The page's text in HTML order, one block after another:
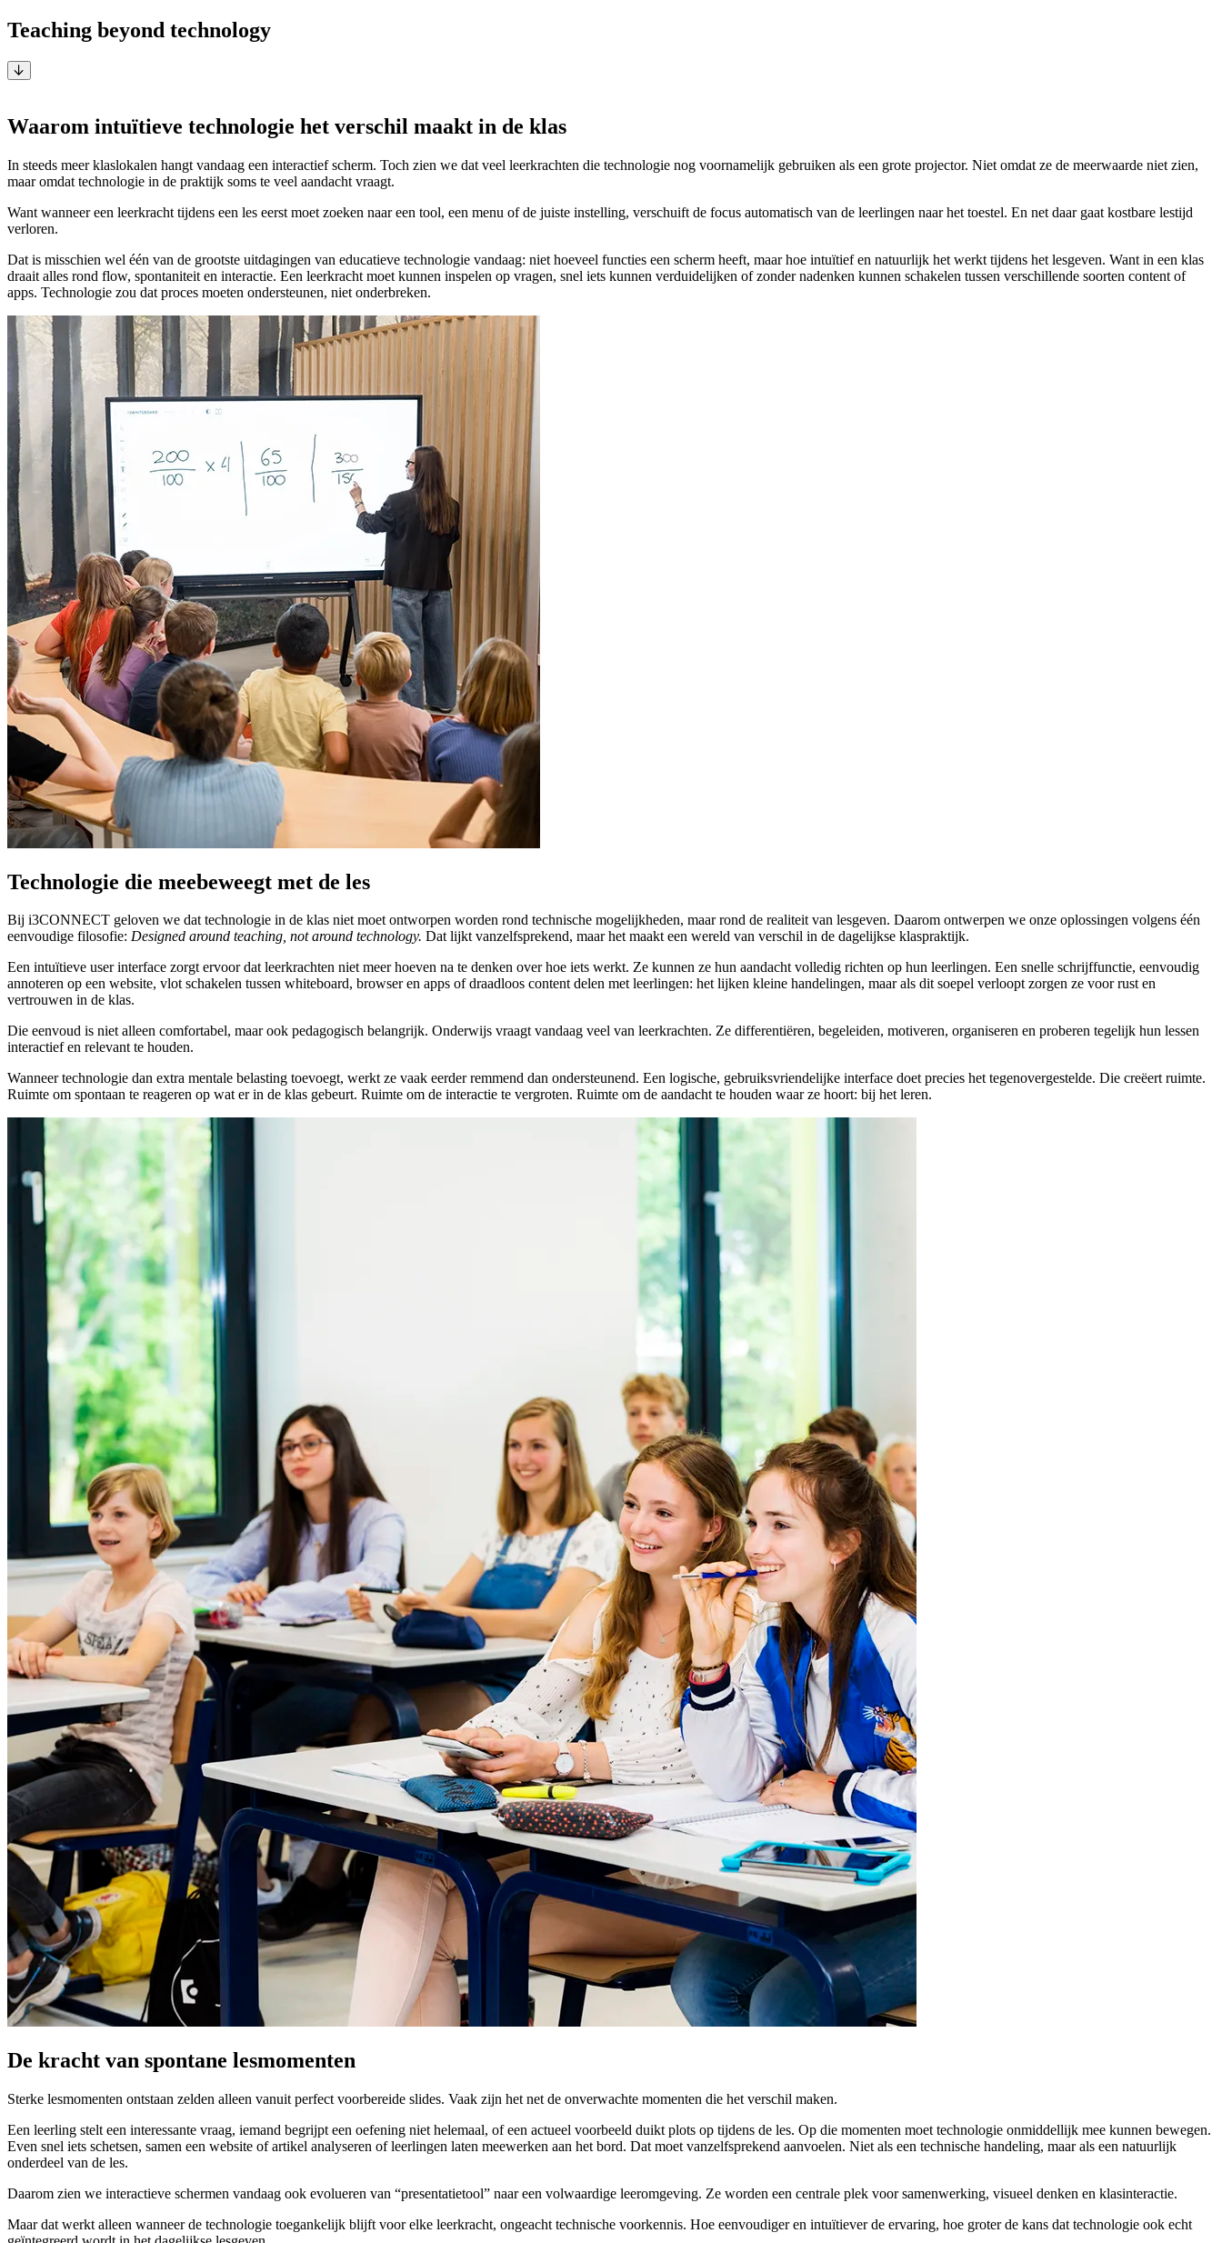
Teaching beyond technology
Waarom intuïtieve technologie het verschil maakt in de klas
In steeds meer klaslokalen hangt vandaag een interactief scherm. Toch zien we dat veel leerkrachten die technologie nog voornamelijk gebruiken als een grote projector. Niet omdat ze de meerwaarde niet zien,
maar omdat technologie in de praktijk soms te veel aandacht vraagt.
Want wanneer een leerkracht tijdens een les eerst moet zoeken naar een tool, een menu of de juiste instelling, verschuift de focus automatisch van de leerlingen naar het toestel. En net daar gaat kostbare lestijd
verloren.
Dat is misschien wel één van de grootste uitdagingen van educatieve technologie vandaag: niet hoeveel functies een scherm heeft, maar hoe intuïtief en natuurlijk het werkt tijdens het lesgeven. Want in een klas
draait alles rond flow, spontaniteit en interactie. Een leerkracht moet kunnen inspelen op vragen, snel iets kunnen verduidelijken of zonder nadenken kunnen schakelen tussen verschillende soorten content of
apps. Technologie zou dat proces moeten ondersteunen, niet onderbreken.
Technologie die meebeweegt met de les
Bij i3CONNECT geloven we dat technologie in de klas niet moet ontworpen worden rond technische mogelijkheden, maar rond de realiteit van lesgeven. Daarom ontwerpen we onze oplossingen volgens één
eenvoudige filosofie: Designed around teaching, not around technology. Dat lijkt vanzelfsprekend, maar het maakt een wereld van verschil in de dagelijkse klaspraktijk.
Een intuïtieve user interface zorgt ervoor dat leerkrachten niet meer hoeven na te denken over hoe iets werkt. Ze kunnen ze hun aandacht volledig richten op hun leerlingen. Een snelle schrijffunctie, eenvoudig
annoteren op een website, vlot schakelen tussen whiteboard, browser en apps of draadloos content delen met leerlingen: het lijken kleine handelingen, maar als dit soepel verloopt zorgen ze voor rust en
vertrouwen in de klas.
Die eenvoud is niet alleen comfortabel, maar ook pedagogisch belangrijk. Onderwijs vraagt vandaag veel van leerkrachten. Ze differentiëren, begeleiden, motiveren, organiseren en proberen tegelijk hun lessen
interactief en relevant te houden.
Wanneer technologie dan extra mentale belasting toevoegt, werkt ze vaak eerder remmend dan ondersteunend. Een logische, gebruiksvriendelijke interface doet precies het tegenovergestelde. Die creëert ruimte.
Ruimte om spontaan te reageren op wat er in de klas gebeurt. Ruimte om de interactie te vergroten. Ruimte om de aandacht te houden waar ze hoort: bij het leren.
De kracht van spontane lesmomenten
Sterke lesmomenten ontstaan zelden alleen vanuit perfect voorbereide slides. Vaak zijn het net de onverwachte momenten die het verschil maken.
Een leerling stelt een interessante vraag, iemand begrijpt een oefening niet helemaal, of een actueel voorbeeld duikt plots op tijdens de les. Op die momenten moet technologie onmiddellijk mee kunnen bewegen.
Even snel iets schetsen, samen een website of artikel analyseren of leerlingen laten meewerken aan het bord. Dat moet vanzelfsprekend aanvoelen. Niet als een technische handeling, maar als een natuurlijk
onderdeel van de les.
Daarom zien we interactieve schermen vandaag ook evolueren van “presentatietool” naar een volwaardige leeromgeving. Ze worden een centrale plek voor samenwerking, visueel denken en klasinteractie.
Maar dat werkt alleen wanneer de technologie toegankelijk blijft voor elke leerkracht, ongeacht technische voorkennis. Hoe eenvoudiger en intuïtiever de ervaring, hoe groter de kans dat technologie ook echt